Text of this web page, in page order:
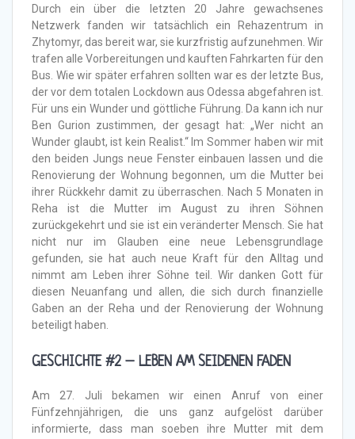
Durch ein über die letzten 20 Jahre gewachsenes
Netzwerk fanden wir tatsächlich ein Rehazentrum in
Zhytomyr, das bereit war, sie kurzfristig aufzunehmen. Wir
trafen alle Vorbereitungen und kauften Fahrkarten für den
Bus. Wie wir später erfahren sollten war es der letzte Bus,
der vor dem totalen Lockdown aus Odessa abgefahren ist.
Für uns ein Wunder und göttliche Führung. Da kann ich nur
Ben Gurion zustimmen, der gesagt hat: „Wer nicht an
Wunder glaubt, ist kein Realist.“ Im Sommer haben wir mit
den beiden Jungs neue Fenster einbauen lassen und die
Renovierung der Wohnung begonnen, um die Mutter bei
ihrer Rückkehr damit zu überraschen. Nach 5 Monaten in
Reha ist die Mutter im August zu ihren Söhnen
zurückgekehrt und sie ist ein veränderter Mensch. Sie hat
nicht nur im Glauben eine neue Lebensgrundlage
gefunden, sie hat auch neue Kraft für den Alltag und
nimmt am Leben ihrer Söhne teil. Wir danken Gott für
diesen Neuanfang und allen, die sich durch finanzielle
Gaben an der Reha und der Renovierung der Wohnung
beteiligt haben.
GESCHICHTE #2 – LEBEN AM SEIDENEN FADEN
Am 27. Juli bekamen wir einen Anruf von einer
Fünfzehnjährigen, die uns ganz aufgelöst darüber
informierte, dass man soeben ihre Mutter mit dem